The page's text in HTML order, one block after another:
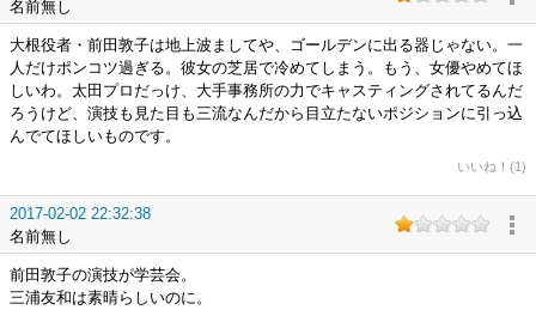
名前無し
大根役者・前田敦子は地上波ましてや、ゴールデンに出る器じゃない。一
人だけポンコツ過ぎる。彼女の芝居で冷めてしまう。もう、女優やめてほ
しいわ。太田プロだっけ、大手事務所の力でキャスティングされてるんだ
ろうけど、演技も見た目も三流なんだから目立たないポジションに引っ込
んでてほしいものです。
いいね！(1)
2017-02-02 22:32:38
名前無し
前田敦子の演技が学芸会。
三浦友和は素晴らしいのに。